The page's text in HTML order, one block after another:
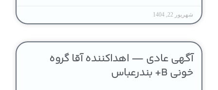
شهریور 22, 1404
آگهی عادی — اهداکننده آقا گروه
خونی B+ بندرعباس